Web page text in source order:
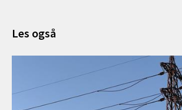
Les også